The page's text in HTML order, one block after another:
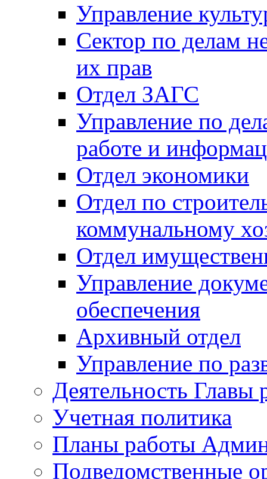
Управление
Сектор по делам
их прав
Отдел ЗАГС
Управление по
работе и
Отдел экономики
Отдел по
коммунальному
Отдел
Управление
обеспечения
Архивный отдел
Управление по
Деятельность Главы
Учетная политика
Планы работы
Подведомственные